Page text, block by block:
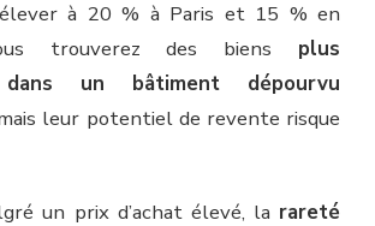
à 20 % à Paris et 15 % en
trouverez des biens plus
dans un bâtiment dépourvu
leur potentiel de revente risque
un prix d’achat élevé, la rareté